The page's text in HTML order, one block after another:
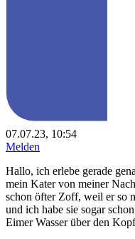
07.07.23, 10:54
Melden
Hallo, ich erlebe gerade
mein Kater von meiner
schon öfter Zoff, weil er so
und ich habe sie sogar
Eimer Wasser über den